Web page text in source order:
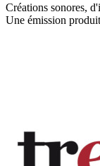
Créations sonores,
Une émission